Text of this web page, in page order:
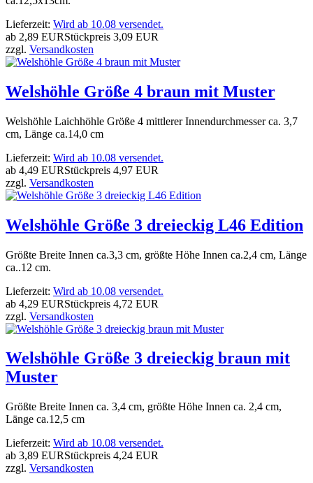
Lieferzeit: Wird ab 10.08 versendet.
ab 2,89 EURStückpreis 3,09 EUR
zzgl. Versandkosten
Welshöhle Größe 4 braun mit Muster
Welshöhle Laichhöhle Größe 4 mittlerer Innendurchmesser ca. 3,7
cm, Länge ca.14,0 cm
Lieferzeit: Wird ab 10.08 versendet.
ab 4,49 EURStückpreis 4,97 EUR
zzgl. Versandkosten
Welshöhle Größe 3 dreieckig L46 Edition
Größte Breite Innen ca.3,3 cm, größte Höhe Innen ca.2,4 cm, Länge
ca..12 cm.
Lieferzeit: Wird ab 10.08 versendet.
ab 4,29 EURStückpreis 4,72 EUR
zzgl. Versandkosten
Welshöhle Größe 3 dreieckig braun mit
Muster
Größte Breite Innen ca. 3,4 cm, größte Höhe Innen ca. 2,4 cm,
Länge ca.12,5 cm
Lieferzeit: Wird ab 10.08 versendet.
ab 3,89 EURStückpreis 4,24 EUR
zzgl. Versandkosten